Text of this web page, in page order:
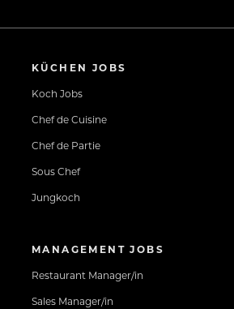
KÜCHEN JOBS
Koch Jobs
Chef de Cuisine
Chef de Partie
Sous Chef
Jungkoch
MANAGEMENT JOBS
Restaurant Manager/in
Sales Manager/in